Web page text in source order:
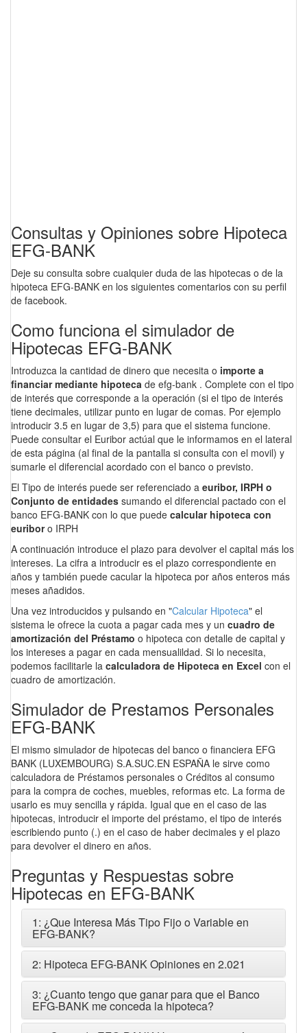
Consultas y Opiniones sobre Hipoteca
EFG-BANK
Deje su consulta sobre cualquier duda de las hipotecas o de la
hipoteca EFG-BANK en los siguientes comentarios con su perfil
de facebook.
Como funciona el simulador de
Hipotecas EFG-BANK
Introduzca la cantidad de dinero que necesita o importe a
financiar mediante hipoteca de efg-bank . Complete con el tipo
de interés que corresponde a la operación (si el tipo de interés
tiene decimales, utilizar punto en lugar de comas. Por ejemplo
introducir 3.5 en lugar de 3,5) para que el sistema funcione.
Puede consultar el Euribor actúal que le informamos en el lateral
de esta página (al final de la pantalla si consulta con el movil) y
sumarle el diferencial acordado con el banco o previsto.
El Tipo de interés puede ser referenciado a euribor, IRPH o
Conjunto de entidades sumando el diferencial pactado con el
banco EFG-BANK con lo que puede calcular hipoteca con
euriboro IRPH
A continuación introduce el plazo para devolver el capital más los
intereses. La cifra a introducir es el plazo correspondiente en
años y también puede cacular la hipoteca por años enteros más
meses añadidos.
Una vez introducidos y pulsando en "Calcular Hipoteca" el
sistema le ofrece la cuota a pagar cada mes y un cuadro de
amortización del Préstamo o hipoteca con detalle de capital y
los intereses a pagar en cada mensualildad. Si lo necesita,
podemos facilitarle la calculadora de Hipoteca en Excel con el
cuadro de amortización.
Simulador de Prestamos Personales
EFG-BANK
El mismo simulador de hipotecas del banco o financiera EFG
BANK (LUXEMBOURG) S.A.SUC.EN ESPAÑA le sirve como
calculadora de Préstamos personales o Créditos al consumo
para la compra de coches, muebles, reformas etc. La forma de
usarlo es muy sencilla y rápida. Igual que en el caso de las
hipotecas, introducir el importe del préstamo, el tipo de interés
escribiendo punto (.) en el caso de haber decimales y el plazo
para devolver el dinero en años.
Preguntas y Respuestas sobre
Hipotecas en EFG-BANK
1: ¿Que Interesa Más Tipo Fijo o Variable en
EFG-BANK?
2: Hipoteca EFG-BANK Opiniones en 2.021
3: ¿Cuanto tengo que ganar para que el Banco
EFG-BANK me conceda la hipoteca?